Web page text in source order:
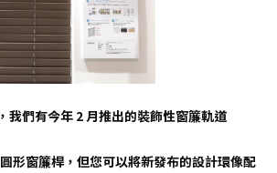
我們有今年 2 月推出的裝飾性窗簾軌道
形窗簾桿，但您可以將新發布的設計環像配